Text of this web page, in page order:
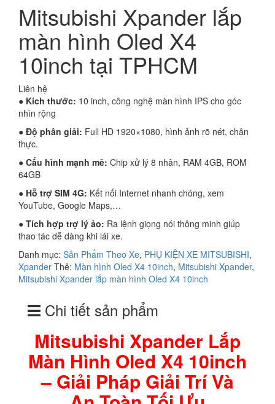
Mitsubishi Xpander lắp
màn hình Oled X4
10inch tại TPHCM
Liên hệ
● Kích thước: 10 inch, công nghệ màn hình IPS cho góc
nhìn rộng
● Độ phân giải: Full HD 1920×1080, hình ảnh rõ nét, chân
thực.
● Cấu hình mạnh mẽ: Chip xử lý 8 nhân, RAM 4GB, ROM
64GB
● Hỗ trợ SIM 4G: Kết nối Internet nhanh chóng, xem
YouTube, Google Maps,…
● Tích hợp trợ lý ảo: Ra lệnh giọng nói thông minh giúp
thao tác dễ dàng khi lái xe.
Danh mục: Sản Phẩm Theo Xe, PHỤ KIỆN XE MITSUBISHI,
Xpander Thẻ: Màn hình Oled X4 10inch, Mitsubishi Xpander,
Mitsubishi Xpander lắp màn hình Oled X4 10inch
Chi tiết sản phẩm
Mitsubishi Xpander Lắp
Màn Hình Oled X4 10inch
– Giải Pháp Giải Trí Và